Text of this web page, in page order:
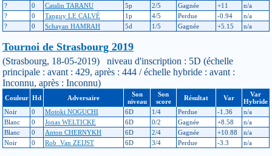
?
0 Catalin TARANU 5p 2/5 Gagnée +11
n/a
?
0 Tanguy LE CALVÉ 1p 4/5 Perdue -0.94
n/a
?
0 Schayan HAMRAH 5d 1/5 Gagnée +5.15 n/a
Tournoi de Strasbourg 2019
(Strasbourg, 18-05-2019) niveau d'inscription : 5D (échelle
principale : avant : 429, après : 444 / échelle hybride : avant :
Inconnu, après : Inconnu)
Couleur Hd Adversaire
Son
niveau
Son
score
Résultat Var
Var
Hybride
Noir
0 Motoki NOGUCHI 6D 1/4 Perdue -1.36
n/a
Blanc
0 Jonas WELTICKE 6D 0/2 Gagnée +8.58
n/a
Blanc
0 Anton CHERNYKH 6D 2/4 Gagnée +10.88
n/a
Noir
0 Rob_Van ZEIJST 6D 3/4 Perdue -3.3 n/a